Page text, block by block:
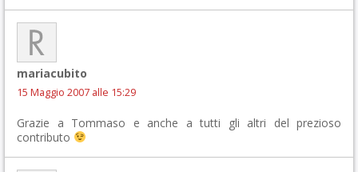
mariacubito
15 Maggio 2007 alle 15:29
Grazie a Tommaso e anche a tutti gli altri del prezioso
contributo